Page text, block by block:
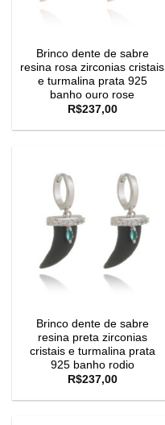
Brinco dente de sabre
resina rosa zirconias cristais
e turmalina prata 925
banho ouro rose
R$237,00
Brinco dente de sabre
resina preta zirconias
cristais e turmalina prata
925 banho rodio
R$237,00